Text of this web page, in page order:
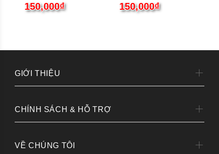
150,000₫ 150,000₫
GIỚI THIỆU
CHÍNH SÁCH & HỖ TRỢ
VỀ CHÚNG TÔI